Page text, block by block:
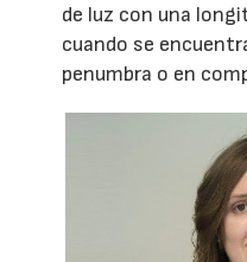
de luz con una
cuando se
penumbra o en